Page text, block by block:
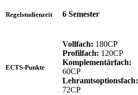
Regelstudienzeit 6 Semester
ECTS-Punkte
Vollfach: 180CP
Profilfach: 120CP
Komplementärfach:
60CP
Lehramtsoptionsfach:
72CP